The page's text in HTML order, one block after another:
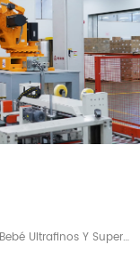
Pañales Para Bebé Ultrafinos Y Superabsorbentes Al Por Mayor